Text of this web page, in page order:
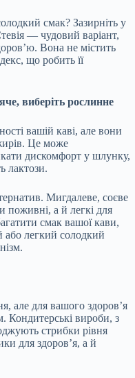
смак? Зазирніть у
— чудовий варіант,
Вона не містить
що робить її
виберіть рослинне
вашій каві, але вони
Це може
дискомфорт у шлунку,
лактози.
Мигдалеве, соєве
поживні, а й легкі для
смак вашої кави,
або легкий солодкий
але для вашого здоров’я
вироби, з
стрибки рівня
для здоров’я, а й